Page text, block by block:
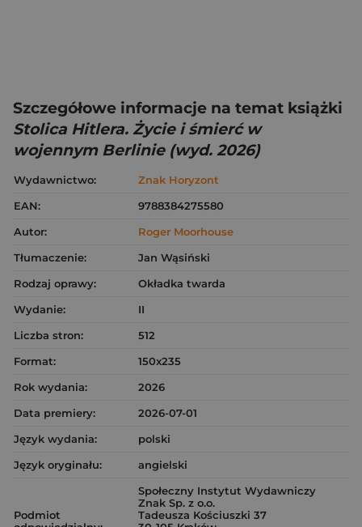
Szczegółowe informacje na temat książki
Stolica Hitlera. Życie i śmierć w
wojennym Berlinie (wyd. 2026)
Wydawnictwo:
Znak Horyzont
EAN:
9788384275580
Autor:
Roger Moorhouse
Tłumaczenie:
Jan Wąsiński
Rodzaj oprawy:
Okładka twarda
Wydanie:
II
Liczba stron:
512
Format:
150x235
Rok wydania:
2026
Data premiery:
2026-07-01
Język wydania:
polski
Język oryginału:
angielski
Podmiot
Społeczny Instytut Wydawniczy
Znak Sp. z o.o.
Tadeusza Kościuszki 37